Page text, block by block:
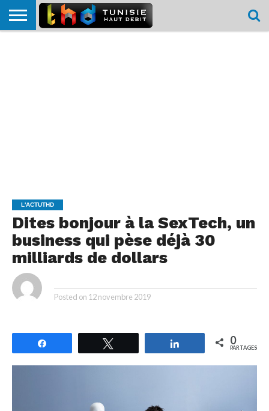
L'ACTUTHD
Dites bonjour à la SexTech, un
business qui pèse déjà 30
milliards de dollars
Posted on 12 novembre 2019
Partagez 0
PARTAGES